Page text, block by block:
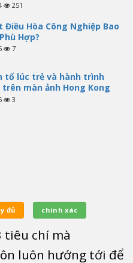
251
Điều Hòa Công Nghiệp Bao
Hợp?
7
tổ lúc trẻ và hành trình
màn ảnh Hong Kong
3
đủ chính xác
tiêu chí mà
luôn hướng tới để